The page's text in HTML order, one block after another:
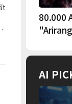
80.000
Jersey
AI